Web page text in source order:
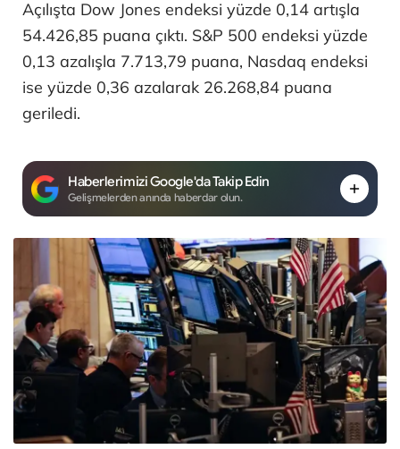
Açılışta Dow Jones endeksi yüzde 0,14 artışla
54.426,85 puana çıktı. S&P 500 endeksi yüzde
0,13 azalışla 7.713,79 puana, Nasdaq endeksi
ise yüzde 0,36 azalarak 26.268,84 puana
geriledi.
Haberlerimizi Google'da Takip Edin
Gelişmelerden anında haberdar olun.